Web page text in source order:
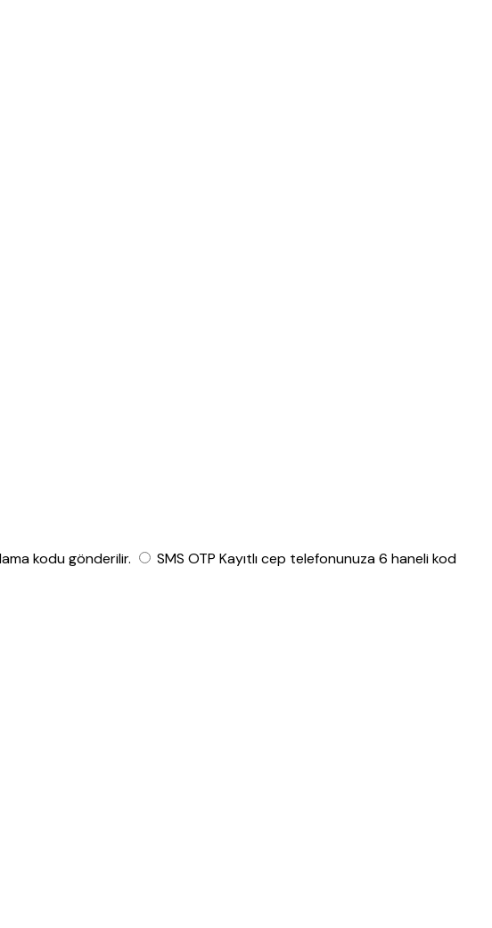
kodu gönderilir. SMS OTP Kayıtlı cep telefonunuza 6 haneli kod